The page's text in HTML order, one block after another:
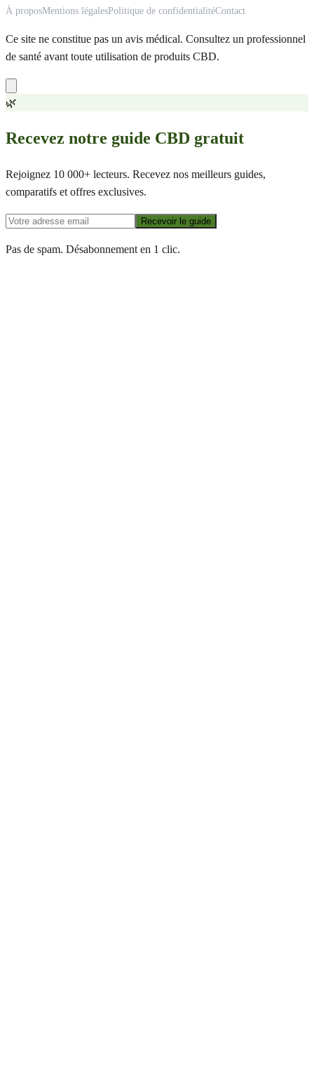
À proposMentions légalesPolitique de confidentialitéContact
Ce site ne constitue pas un avis médical. Consultez un professionnel
de santé avant toute utilisation de produits CBD.
🌿
Recevez notre guide CBD gratuit
Rejoignez 10 000+ lecteurs. Recevez nos meilleurs guides,
comparatifs et offres exclusives.
Recevoir le guide
Pas de spam. Désabonnement en 1 clic.